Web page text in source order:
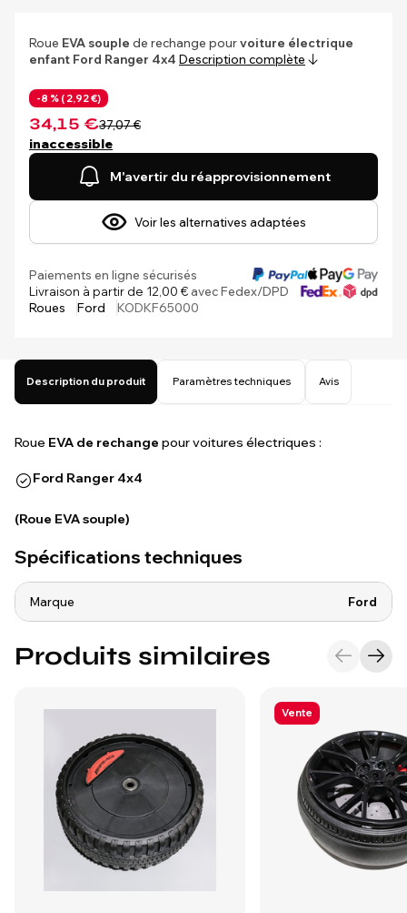
Roue EVA souple de rechange pourvoiture électrique
enfant Ford Ranger 4x4 Description complète
-8 % ( 2,92 €)
34,15 €37,07 €
inaccessible
M'avertir du réapprovisionnement
Voir les alternatives adaptées
Paiements en ligne sécurisés
Livraison à partir de 12,00 €avec Fedex/DPD
Roues
Ford KODKF65000
Description du produit Paramètres techniques Avis
Roue EVA de rechange pour voitures électriques :
Ford Ranger 4x4
(Roue EVA souple)
Spécifications techniques
Marque Ford
Produits similaires
Vente